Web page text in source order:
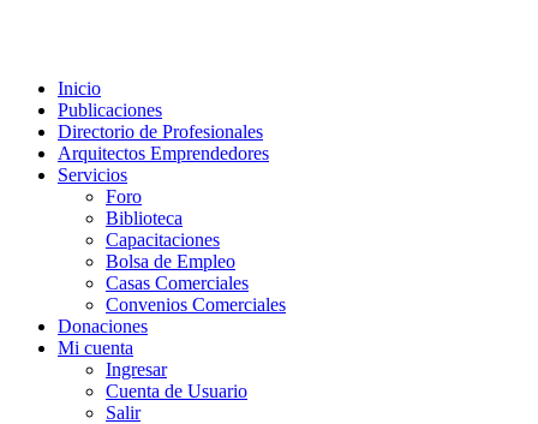
Inicio
Publicaciones
Directorio de Profesionales
Arquitectos Emprendedores
Servicios
Foro
Biblioteca
Capacitaciones
Bolsa de Empleo
Casas Comerciales
Convenios Comerciales
Donaciones
Mi cuenta
Ingresar
Cuenta de Usuario
Salir